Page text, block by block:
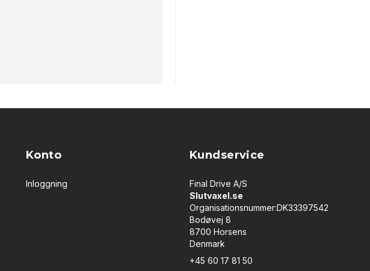
Konto
Inloggning
Kundservice
Final Drive A/S
Slutvaxel.se
Organisationsnummer:DK33397542
Bodøvej 8
8700 Horsens
Denmark
+45 60 17 81 50